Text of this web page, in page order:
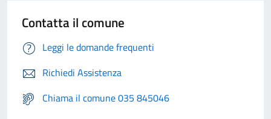
Contatta il comune
Leggi le domande frequenti
Richiedi Assistenza
Chiama il comune 035 845046